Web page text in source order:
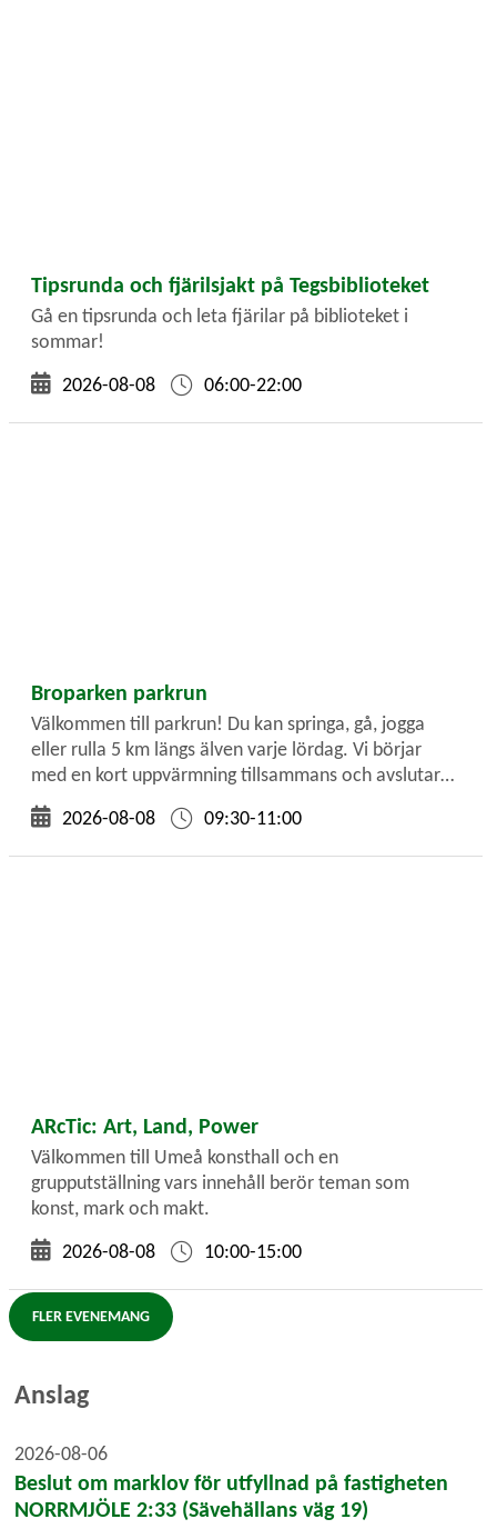
Tipsrunda och fjärilsjakt på Tegsbiblioteket
Gå en tipsrunda och leta fjärilar på biblioteket i
sommar!
2026-08-08
06:00-22:00
Broparken parkrun
Välkommen till parkrun! Du kan springa, gå, jogga
eller rulla 5 km längs älven varje lördag. Vi börjar
med en kort uppvärmning tillsammans och avslutar
med en trevlig fika i Broparken. Alla är välkomna – ta
med din familj, vänner och fyrbenta vänner!
2026-08-08 09:30-11:00
ARcTic: Art, Land, Power
Välkommen till Umeå konsthall och en
grupputställning vars innehåll berör teman som
konst, mark och makt.
2026-08-08
10:00-15:00
FLER EVENEMANG
Anslag
2026-08-06
Beslut om marklov för utfyllnad på fastigheten
NORRMJÖLE 2:33 (Sävehällans väg 19)